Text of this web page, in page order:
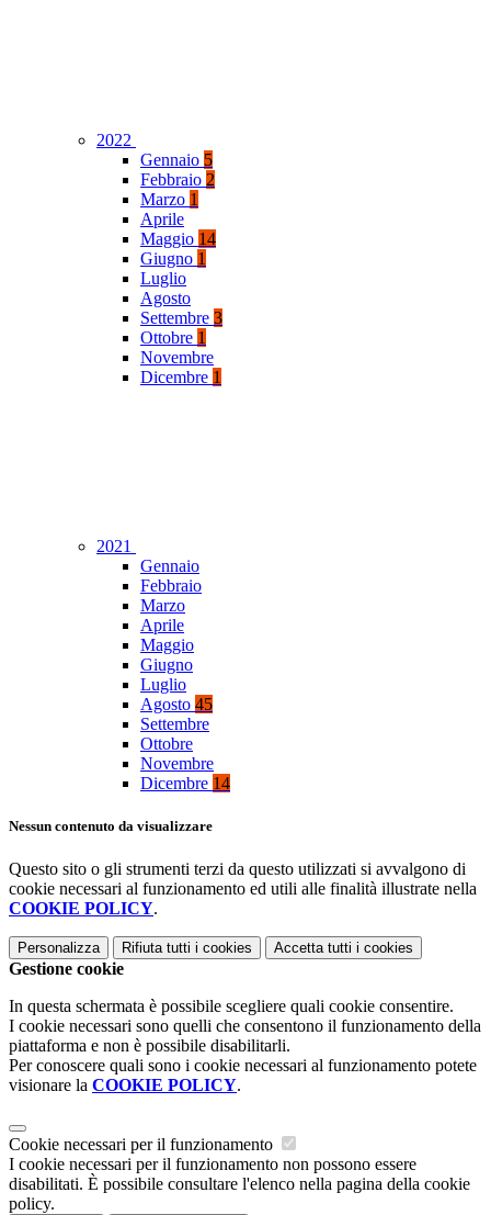
2022
Gennaio 5
Febbraio 2
Marzo 1
Aprile
Maggio 14
Giugno 1
Luglio
Agosto
Settembre 3
Ottobre 1
Novembre
Dicembre 1
2021
Gennaio
Febbraio
Marzo
Aprile
Maggio
Giugno
Luglio
Agosto 45
Settembre
Ottobre
Novembre
Dicembre 14
Nessun contenuto da visualizzare
Questo sito o gli strumenti terzi da questo utilizzati si avvalgono di
cookie necessari al funzionamento ed utili alle finalità illustrate nella
COOKIE POLICY.
Personalizza Rifiuta tutti i cookies Accetta tutti i cookies
Gestione cookie
In questa schermata è possibile scegliere quali cookie consentire.
I cookie necessari sono quelli che consentono il funzionamento della
piattaforma e non è possibile disabilitarli.
Per conoscere quali sono i cookie necessari al funzionamento potete
visionare la COOKIE POLICY.
Cookie necessari per il funzionamento
I cookie necessari per il funzionamento non possono essere
disabilitati. È possibile consultare l'elenco nella pagina della cookie
policy.